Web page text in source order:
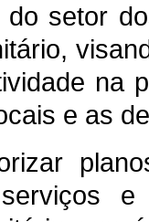
do setor
na
e as